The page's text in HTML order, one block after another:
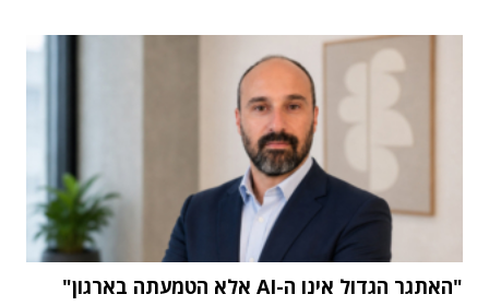
"האתגר הגדול אינו ה-AI אלא הטמעתה בארגון"